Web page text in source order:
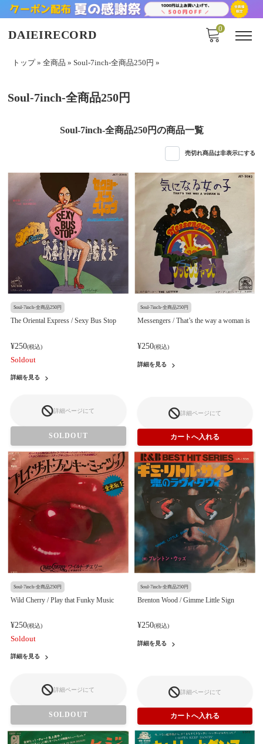
DAIEIRECORD 0
トップ» 全商品 » Soul-7inch-全商品250円 »
Soul-7inch-全商品250円
Soul-7inch-全商品250円の商品一覧
売切れ商品は非表示にする
Soul-7inch-全商品250円
The Oriental Express / Sexy Bus Stop
¥250(税込)
Soldout
詳細を見る
詳細ページにて
SOLDOUT
Soul-7inch-全商品250円
Messengers / That’s the way a woman is
¥250(税込)
詳細を見る
詳細ページにて
Soul-7inch-全商品250円
Wild Cherry / Play that Funky Music
¥250(税込)
Soldout
詳細を見る
詳細ページにて
SOLDOUT
Soul-7inch-全商品250円
Brenton Wood / Gimme Little Sign
¥250(税込)
詳細を見る
詳細ページにて